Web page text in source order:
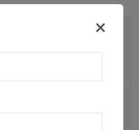
les produits laitiers
×